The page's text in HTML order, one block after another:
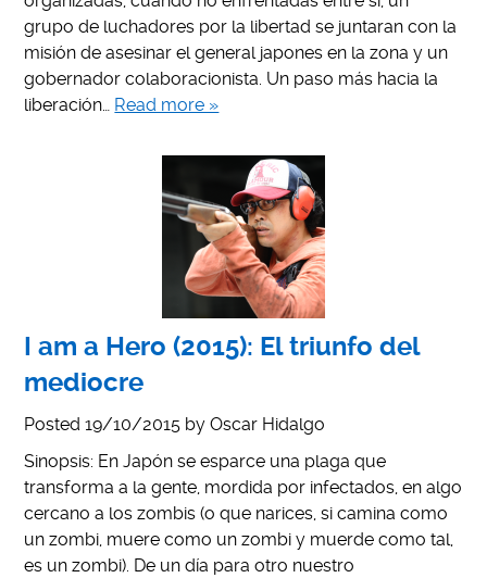
grupo de luchadores por la libertad se juntaran con la
misión de asesinar el general japones en la zona y un
gobernador colaboracionista. Un paso más hacia la
liberación… Read more »
I am a Hero (2015): El triunfo del
mediocre
Posted19/10/2015 byOscar Hidalgo
Sinopsis: En Japón se esparce una plaga que
transforma a la gente, mordida por infectados, en algo
cercano a los zombis (o que narices, si camina como
un zombi, muere como un zombi y muerde como tal,
es un zombi). De un día para otro nuestro